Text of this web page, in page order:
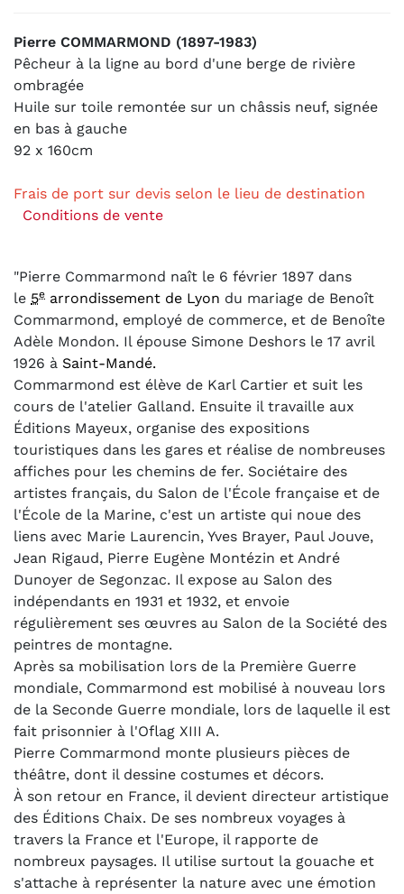
Pierre COMMARMOND (1897-1983)
Pêcheur à la ligne au bord d'une berge de rivière
ombragée
Huile sur toile remontée sur un châssis neuf, signée
en bas à gauche
92 x 160cm
Frais de port sur devis selon le lieu de destination
Conditions de vente
"Pierre Commarmond naît le 6 février 1897 dans
le 5e arrondissement de Lyon du mariage de Benoît
Commarmond, employé de commerce, et de Benoîte
Adèle Mondon. Il épouse Simone Deshors le 17 avril
1926 à Saint-Mandé.
Commarmond est élève de Karl Cartier et suit les
cours de l'atelier Galland. Ensuite il travaille aux
Éditions Mayeux, organise des expositions
touristiques dans les gares et réalise de nombreuses
affiches pour les chemins de fer. Sociétaire des
artistes français, du Salon de l'École française et de
l'École de la Marine, c'est un artiste qui noue des
liens avec Marie Laurencin, Yves Brayer, Paul Jouve,
Jean Rigaud, Pierre Eugène Montézin et André
Dunoyer de Segonzac. Il expose au Salon des
indépendants en 1931 et 1932, et envoie
régulièrement ses œuvres au Salon de la Société des
peintres de montagne.
Après sa mobilisation lors de la Première Guerre
mondiale, Commarmond est mobilisé à nouveau lors
de la Seconde Guerre mondiale, lors de laquelle il est
fait prisonnier à l'Oflag XIII A.
Pierre Commarmond monte plusieurs pièces de
théâtre, dont il dessine costumes et décors.
À son retour en France, il devient directeur artistique
des Éditions Chaix. De ses nombreux voyages à
travers la France et l'Europe, il rapporte de
nombreux paysages. Il utilise surtout la gouache et
s'attache à représenter la nature avec une émotion